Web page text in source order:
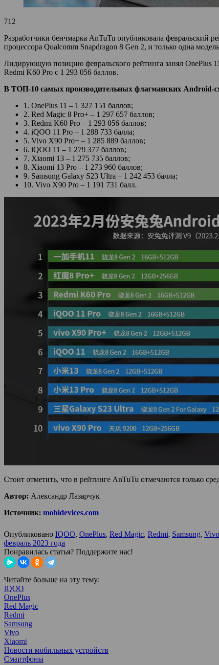
712
Разработчики бенчмарка AnTuTu опубликовала февральский
процессора Qualcomm Snapdragon 8 Gen 2, и только одна
Лидирующую позицию февральского рейтинга занял OnePlus
Redmi K60 Pro с 1 293 056 баллов.
В ТОП-10 самых производительных флагманских Android-
1. OnePlus 11 – 1 327 151 баллов;
2. Red Magic 8 Pro+ – 1 297 657 баллов;
3. Redmi K60 Pro – 1 293 056 баллов;
4. iQOO 11 Pro – 1 288 733 балла;
5. Vivo X90 Pro+ – 1 285 889 баллов;
6. iQOO 11 – 1 279 377 баллов;
7. Xiaomi 13 – 1 275 735 баллов;
8. Xiaomi 13 Pro – 1 273 960 баллов;
9. Samsung Galaxy S23 Ultra – 1 242 453 балла;
10. Vivo X90 Pro – 1 191 731 балл.
Стоит отметить, что в рейтинге AnTuTu отмечаются только
Автор: Александр Лазарчук
Источник: mobidevices.com
Опубликовано IQOO, OnePlus, Red Magic, Redmi, Samsung, Vivo
февраль 2023 года
Понравилась статья? Поддержите нас!
Читайте больше на эту тему:
IQOO
OnePlus
Red Magic
Redmi
Samsung
Vivo
Xiaomi
Новости мобильных устройств
Смартфоны